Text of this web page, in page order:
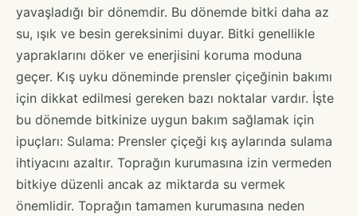
yavaşladığı bir dönemdir. Bu dönemde bitki daha az
su, ışık ve besin gereksinimi duyar. Bitki genellikle
yapraklarını döker ve enerjisini koruma moduna
geçer. Kış uyku döneminde prensler çiçeğinin bakımı
için dikkat edilmesi gereken bazı noktalar vardır. İşte
bu dönemde bitkinize uygun bakım sağlamak için
ipuçları: Sulama: Prensler çiçeği kış aylarında sulama
ihtiyacını azaltır. Toprağın kurumasına izin vermeden
bitkiye düzenli ancak az miktarda su vermek
önemlidir. Toprağın tamamen kurumasına neden